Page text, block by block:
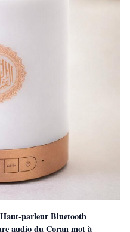
parleur Bluetooth
audio du Coran mot à